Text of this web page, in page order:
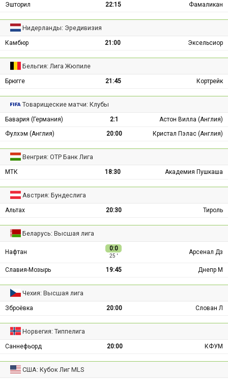
Эшторил 22:15 Фамаликан
Нидерланды: Эредивизия
Камбюр 21:00 Эксельсиор
Бельгия: Лига Жюпиле
Брюгге 21:45 Кортрейк
Товарищеские матчи: Клубы
Бавария (Германия) 2:1
Астон Вилла (Англия)
Фулхэм (Англия)
20:00 Кристал Пэлас (Англия)
Венгрия: ОТР Банк Лига
МТК 18:30 Академия Пушкаша
Австрия: Бундеслига
Альтах 20:30 Тироль
Беларусь: Высшая лига
Нафтан 0:0
25 ′
Арсенал Дз
Славия-Мозырь 19:45 Днепр М
Чехия: Высшая лига
Зброёвка 20:00 Слован Л
Норвегия: Типпелига
Саннефьорд 20:00 КФУМ
США: Кубок Лиг MLS